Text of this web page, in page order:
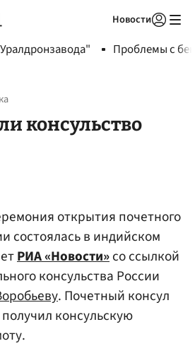
Новости
Проблемы с
консульство
открытия почетного
состоялась в индийском
РИА «Новости»со ссылкой
консульства России
. Почетный консул
консульскую